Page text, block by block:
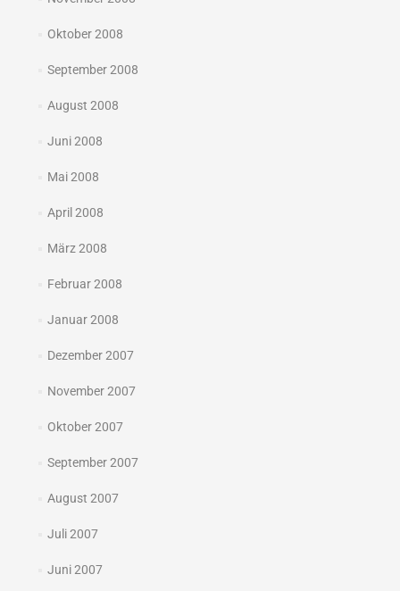
Oktober 2008
September 2008
August 2008
Juni 2008
Mai 2008
April 2008
März 2008
Februar 2008
Januar 2008
Dezember 2007
November 2007
Oktober 2007
September 2007
August 2007
Juli 2007
Juni 2007